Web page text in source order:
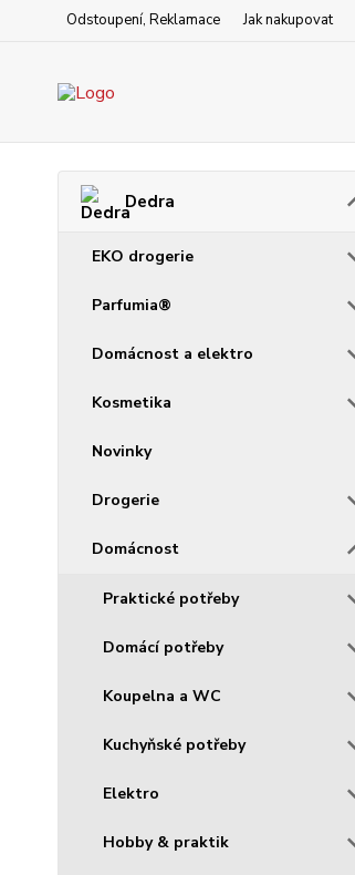
Odstoupení, Reklamace Jak nakupovat
Dedra
EKO drogerie
Parfumia®
Domácnost a elektro
Kosmetika
Novinky
Drogerie
Domácnost
Praktické potřeby
Domácí potřeby
Koupelna a WC
Kuchyňské potřeby
Elektro
Hobby & praktik